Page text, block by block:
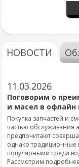
НОВОСТИ
11.03.2026
Поговорим о
и масел в офлайн
Покупка запчастей и
частью обслуживания
предпочитают
однако традиционные
популярными среди
Рассмотрим